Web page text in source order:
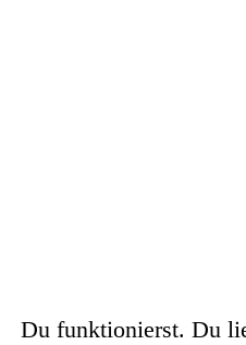
Du funktionierst. Du